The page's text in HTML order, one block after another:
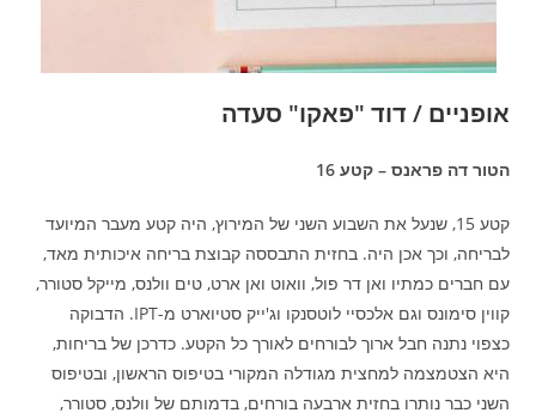
אופניים / דוד "פאקו" סעדה
הטור דה פראנס – קטע 16
קטע 15, שנעל את השבוע השני של המירוץ, היה קטע מעבר המיועד
לבריחה, וכך אכן היה. בחזית התבססה קבוצת בריחה איכותית מאד,
עם חברים כמתיו ואן דר פול, וואוט ואן ארט, טים וולנס, מייקל סטורר,
קווין סימונס וגם אלכסיי לוטסנקו וג'ייק סטיוארט מ-IPT. הדבוקה
כצפוי נתנה חבל ארוך לבורחים לאורך כל הקטע. כדרכן של בריחות,
היא הצטמצמה למחצית מגודלה המקורי בטיפוס הראשון, ובטיפוס
השני כבר נותרו בחזית ארבעה בורחים, בדמותם של וולנס, סטורר,